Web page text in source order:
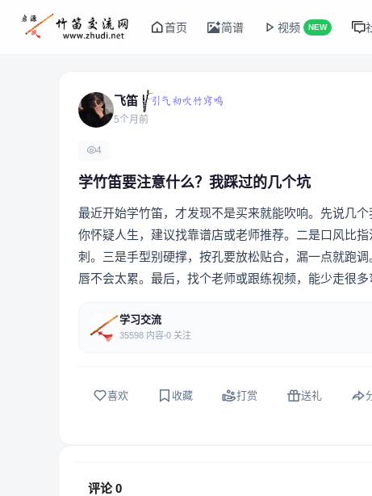
首页 简谱 视频 NEW
飞笛
5个月前
4
学竹笛要注意什么？我踩过的几个坑
最近开始学竹笛，才发现不是买来就能吹响。先说几
你怀疑人生，建议找靠谱店或老师推荐。二是口风比
刺。三是手型别硬撑，按孔要放松贴合，漏一点就跑
唇不会太累。最后，找个老师或跟练视频，能少走很多
学习交流
35598 内容 0 关注
喜欢 收藏 打赏 送礼
评论0